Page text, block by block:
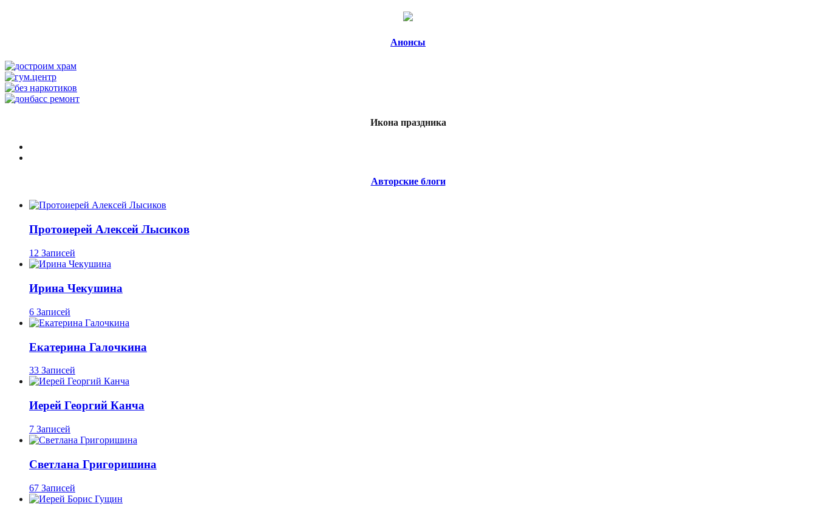
Анонсы
Икона праздника
Авторские блоги
Протоиерей Алексей Лысиков
12 Записей
Ирина Чекушина
6 Записей
Екатерина Галочкина
33 Записей
Иерей Георгий Канча
7 Записей
Светлана Григоришина
67 Записей